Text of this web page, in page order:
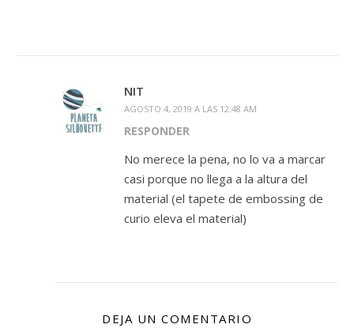
NIT
AGOSTO 4, 2019 A LAS 12:48 AM
RESPONDER
No merece la pena, no lo va a marcar
casi porque no llega a la altura del
material (el tapete de embossing de
curio eleva el material)
DEJA UN COMENTARIO